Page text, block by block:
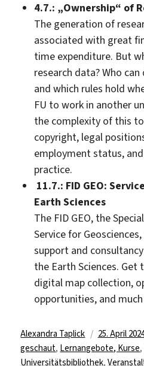
4.7.: „Ownership“ of
The generation of
associated with great
time expenditure. But
research data? Who
and which rules hold
FU to work in another
the complexity of this
copyright, legal
employment status,
practice.
11.7.: FID GEO:
Earth Sciences
The FID GEO, the
Service for
support and
the Earth Sciences. Get
digital map collection,
opportunities, and
Autor
Alexandra Taplick
am
25. April
geschaut, Lernangebote, Kurse,
Universitätsbibliothek,